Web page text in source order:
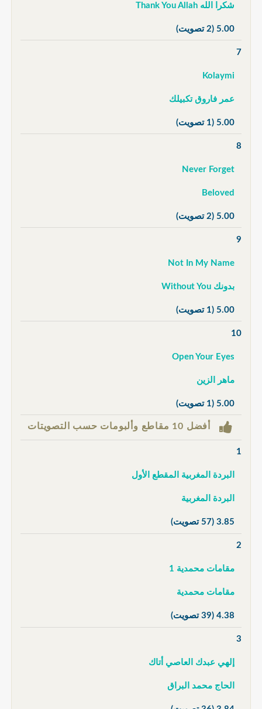
شكرا الله Thank You Allah
5.00 (2 تصويت)
7
Kolaymi
عمر فاروق تكبيلك
5.00 (1 تصويت)
8
Never Forget
Beloved
5.00 (2 تصويت)
9
Not In My Name
بدونك Without You
5.00 (1 تصويت)
10
Open Your Eyes
ماهر الزين
5.00 (1 تصويت)
أفضل 10 مقاطع وألبومات حسب التصويتات
1
البردة المغربية المقطع الأول
البردة المغربية
3.85 (57 تصويت)
2
مقامات محمدية 1
مقامات محمدية
4.38 (39 تصويت)
3
إلهي عبدك العاصي أتاك
الحاج محمد البراق